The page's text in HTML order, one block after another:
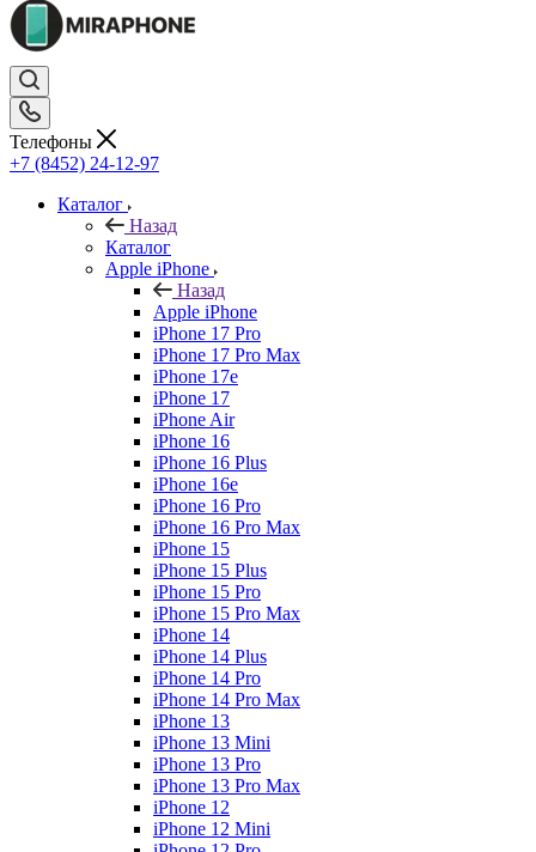
Телефоны
+7 (8452) 24-12-97
Каталог
Назад
Каталог
Apple iPhone
Назад
Apple iPhone
iPhone 17 Pro
iPhone 17 Pro Max
iPhone 17e
iPhone 17
iPhone Air
iPhone 16
iPhone 16 Plus
iPhone 16e
iPhone 16 Pro
iPhone 16 Pro Max
iPhone 15
iPhone 15 Plus
iPhone 15 Pro
iPhone 15 Pro Max
iPhone 14
iPhone 14 Plus
iPhone 14 Pro
iPhone 14 Pro Max
iPhone 13
iPhone 13 Mini
iPhone 13 Pro
iPhone 13 Pro Max
iPhone 12
iPhone 12 Mini